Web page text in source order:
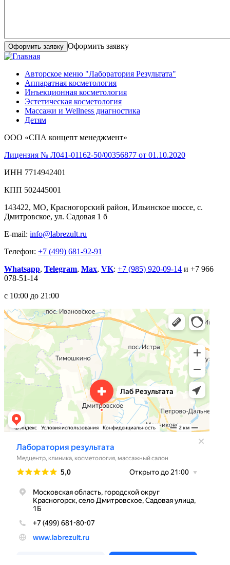
Оформить заявку
Авторское меню "Лаборатория Результата"
Аппаратная косметология
Инъекционная косметология
Эстетическая косметология
Массажи и Wellness диагностика
Детям
ООО «СПА концепт менеджмент»
Лицензия № Л041-01162-50/00356877 от 01.10.2020
ИНН 7714942401
КПП 502445001
143422, МО, Красногорский район, Ильинское шоссе, с.
Дмитровское, ул. Садовая 1 б
E-mail: info@labrezult.ru
Телефон: +7 (499) 681-92-91
Whatsapp, Telegram, Max, VK: +7 (985) 920-09-14 и +7 966
078-51-14
с 10:00 до 21:00